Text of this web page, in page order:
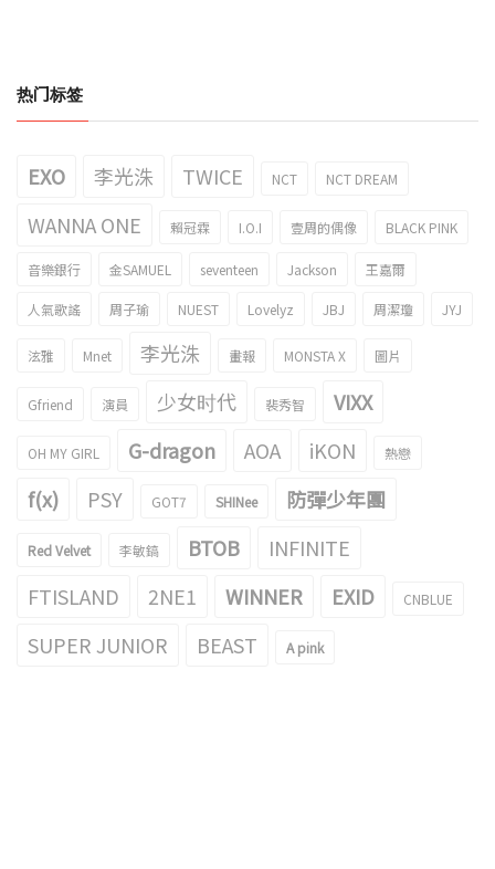
热门标签
EXO 李光洙 TWICE NCT NCT DREAM
WANNA ONE 賴冠霖 I.O.I 壹周的偶像 BLACK PINK
音樂銀行 金SAMUEL seventeen Jackson 王嘉爾
人氣歌謠 周子瑜 NUEST Lovelyz JBJ 周潔瓊 JYJ
泫雅 Mnet 李光洙 畫報 MONSTA X 圖片
Gfriend 演員 少女时代 裴秀智 VIXX
OH MY GIRL G-dragon AOA iKON 熱戀
f(x) PSY GOT7 SHINee 防彈少年團
Red Velvet 李敏鎬 BTOB
INFINITE
FTISLAND
2NE1 WINNER EXID CNBLUE
SUPER JUNIOR BEAST A pink